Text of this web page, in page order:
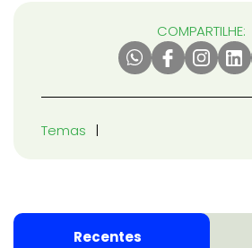
COMPARTILHE:
Temas
Recentes